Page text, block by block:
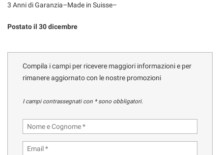
3 Anni di Garanzia–Made in Suisse–
Postato il 30 dicembre
Compila i campi per ricevere maggiori informazioni e per
rimanere aggiornato con le nostre promozioni
I campi contrassegnati con * sono obbligatori.